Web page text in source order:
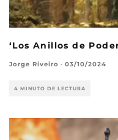
‘Los Anillos de
Jorge Riveiro · 03/10/2024
4 MINUTO DE LECTURA